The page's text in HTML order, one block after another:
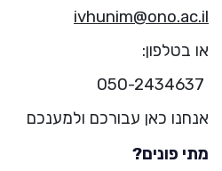
ivhunim@ono.ac.il
או בטלפון:
אנחנו כאן עבורכם ולמענכם
מתי פונים?